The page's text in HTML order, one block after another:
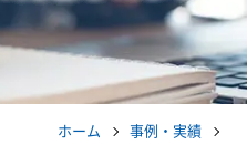
ホーム
事例・実績